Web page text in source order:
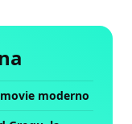
moderno